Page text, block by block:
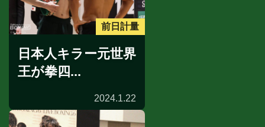
前日計量
日本人キラー元世界
王が拳四...
2024.1.22